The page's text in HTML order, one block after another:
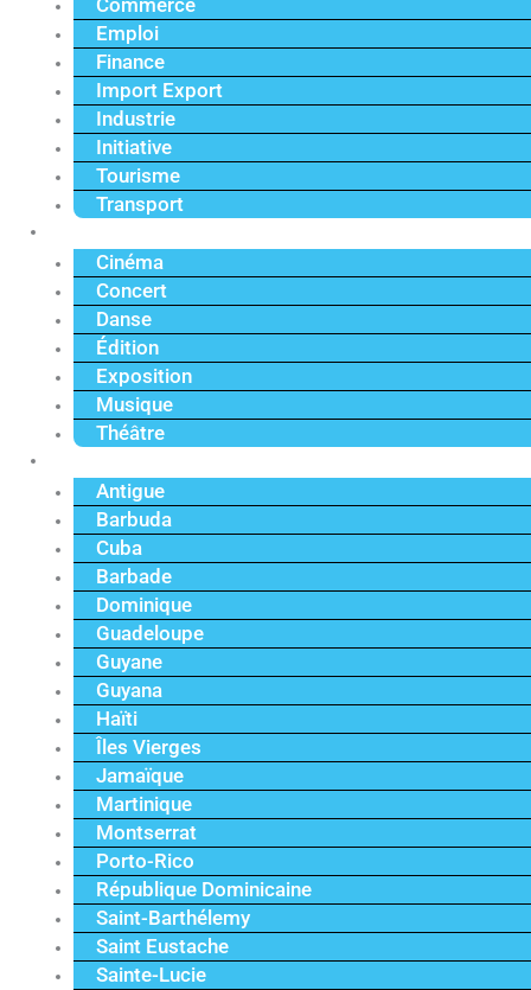
Commerce
Emploi
Finance
Import Export
Industrie
Initiative
Tourisme
Transport
Cinéma
Concert
Danse
Édition
Exposition
Musique
Théâtre
Antigue
Barbuda
Cuba
Barbade
Dominique
Guadeloupe
Guyane
Guyana
Haïti
Îles Vierges
Jamaïque
Martinique
Montserrat
Porto-Rico
République Dominicaine
Saint-Barthélemy
Saint Eustache
Sainte-Lucie